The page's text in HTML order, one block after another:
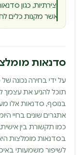
יצירתיות, כגון
אשר מקנות כלים
סדנאות
על ידי בחירה נכונה
תוכל להניע את עצמך
בנוסף, סדנאות אלו
אתגרים שונים בחיי
כמו תקשורת בין
בסדנאות מומלצות
לשיפור משמעותי